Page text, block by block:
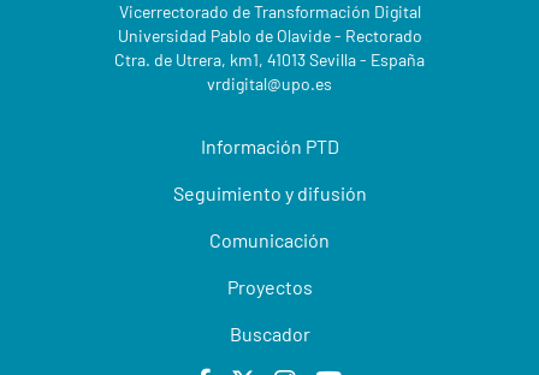
Vicerrectorado de Transformación Digital
Universidad Pablo de Olavide - Rectorado
Ctra. de Utrera, km1, 41013 Sevilla - España
vrdigital@upo.es
Información PTD
Seguimiento y difusión
Comunicación
Proyectos
Buscador